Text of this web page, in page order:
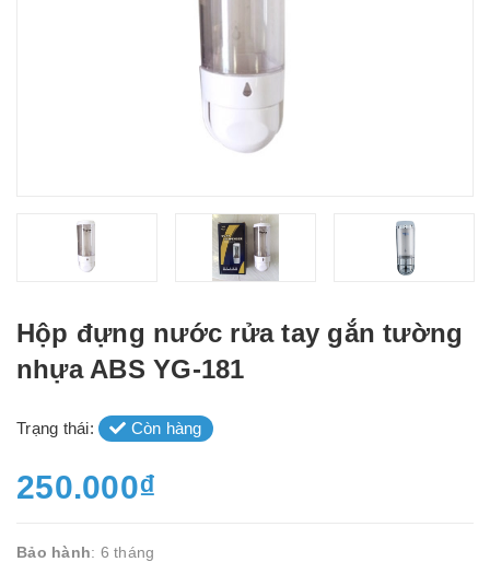
Hộp đựng nước rửa tay gắn tường
nhựa ABS YG-181
Trạng thái: Còn hàng
250.000₫
Bảo hành: 6 tháng